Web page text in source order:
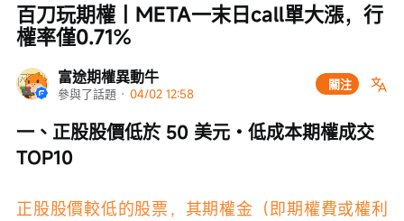
富途期權異動牛
參與了話題 · 04/02 12:58
關注
百刀玩期權丨META一末日call單大漲，行
權率僅0.71%
一、正股股價低於 50 美元・低成本期權成交
TOP10
正股股價較低的股票，其期權金（即期權費或權利